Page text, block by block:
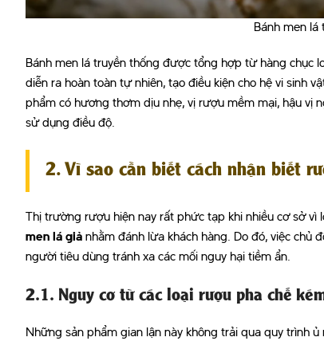
Bánh men lá
Bánh men lá truyền thống được tổng hợp từ hàng chục
diễn ra hoàn toàn tự nhiên, tạo điều kiện cho hệ vi sinh
phẩm có hương thơm dịu nhẹ, vị rượu mềm mại, hậu vị
sử dụng điều độ.
2. Vì sao cần biết cách nhận biết
Thị trường rượu hiện nay rất phức tạp khi nhiều cơ sở vì
men lá giả nhằm đánh lừa khách hàng. Do đó, việc chủ
người tiêu dùng tránh xa các mối nguy hại tiềm ẩn.
2.1. Nguy cơ từ các loại rượu pha chế
Những sản phẩm gian lận này không trải qua quy trình